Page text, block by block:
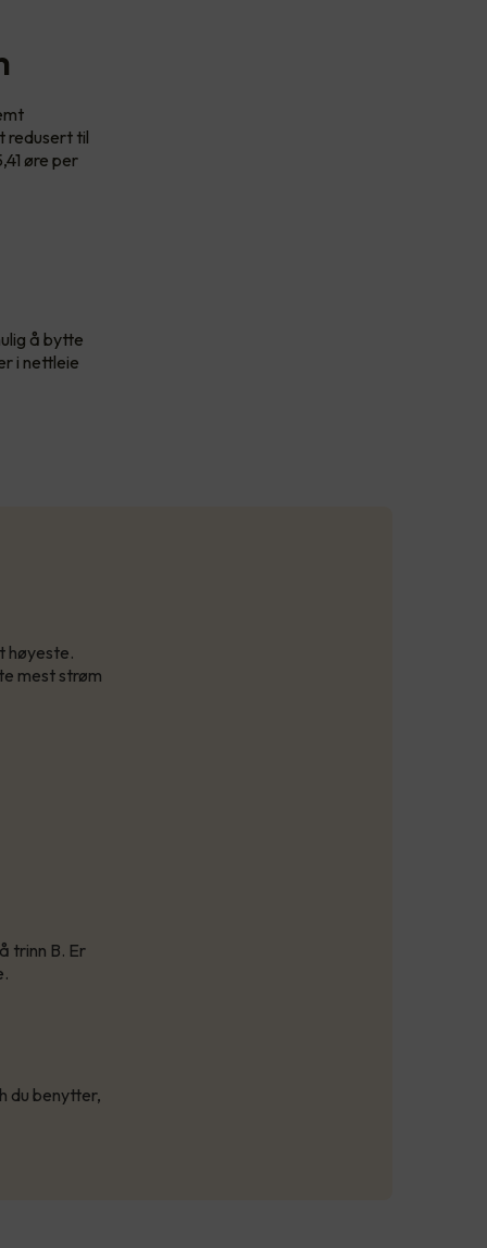
redusert til
øre per
å bytte
i nettleie
høyeste.
mest strøm
trinn B. Er
du benytter,